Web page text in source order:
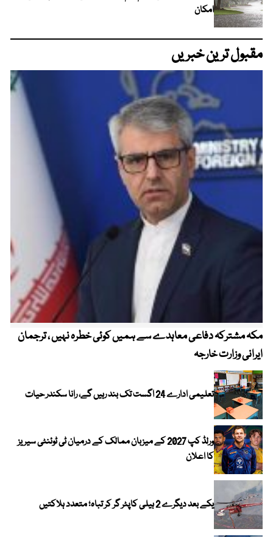
امکان
مقبول ترین خبریں
مکہ مشترکہ دفاعی معاہدے سے ہمیں کوئی خطرہ نہیں ، ترجمان
ایرانی وزارت خارجہ
تعلیمی ادارے 24 اگست تک بند رہیں گے، رانا سکندر حیات
ورلڈ کپ 2027 کے میزبان ممالک کے درمیان ٹی ٹوئنٹی سیریز
کا اعلان
یکے بعد دیگرے 2 ہیلی کاپٹر گر کر تباہ؛ متعدد ہلاکتیں